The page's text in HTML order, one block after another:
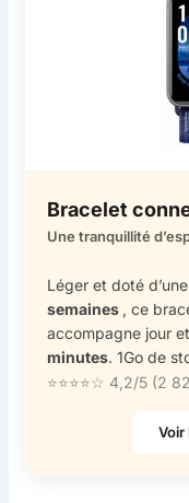
Bracelet
Une tranquillité
Léger et doté
semaines , ce
accompagne jour
minutes. 1Go de
⭐⭐⭐⭐☆ 4,2/5 (2
Voir